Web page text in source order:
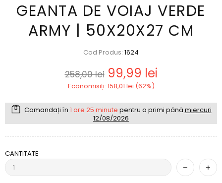
GEANTA DE VOIAJ VERDE
ARMY | 50X20X27 CM
Cod Produs: 1624
258,00 lei 99,99 lei
Economisiți: 158,01 lei (62%)
Comandați în 1 ore 25 minute pentru a primi până miercuri
12/08/2026
CANTITATE